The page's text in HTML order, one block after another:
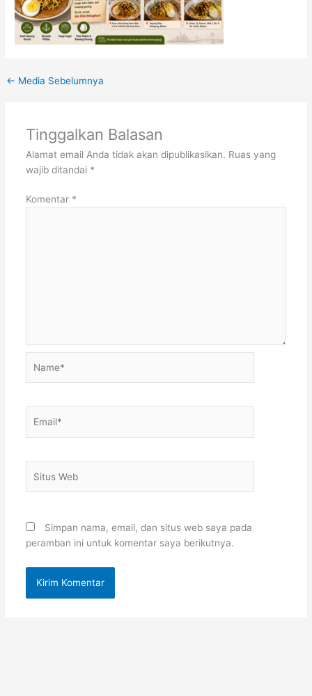
← Media Sebelumnya
Tinggalkan Balasan
Alamat email Anda tidak akan dipublikasikan. Ruas yang
wajib ditandai *
Komentar *
Web
Simpan nama, email, dan situs web saya pada
peramban ini untuk komentar saya berikutnya.